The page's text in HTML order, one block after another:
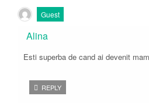
Guest
Alina
Esti superba de cand ai devenit
REPLY